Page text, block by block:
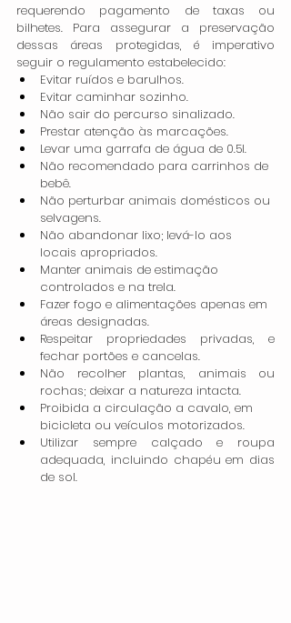
requerendo pagamento de taxas ou
bilhetes. Para assegurar a preservação
dessas áreas protegidas, é imperativo
seguir o regulamento estabelecido:
Evitar ruídos e barulhos.
Evitar caminhar sozinho.
Não sair do percurso sinalizado.
Prestar atenção às marcações.
Levar uma garrafa de água de 0.5l.
Não recomendado para carrinhos de
bebê.
Não perturbar animais domésticos ou
selvagens.
Não abandonar lixo; levá-lo aos
locais apropriados.
Manter animais de estimação
controlados e na trela.
Fazer fogo e alimentações apenas em
áreas designadas.
Respeitar propriedades privadas, e
fechar portões e cancelas.
Não recolher plantas, animais ou
rochas; deixar a natureza intacta.
Proibida a circulação a cavalo, em
bicicleta ou veículos motorizados.
Utilizar sempre calçado e roupa
adequada, incluindo chapéu em dias
de sol.